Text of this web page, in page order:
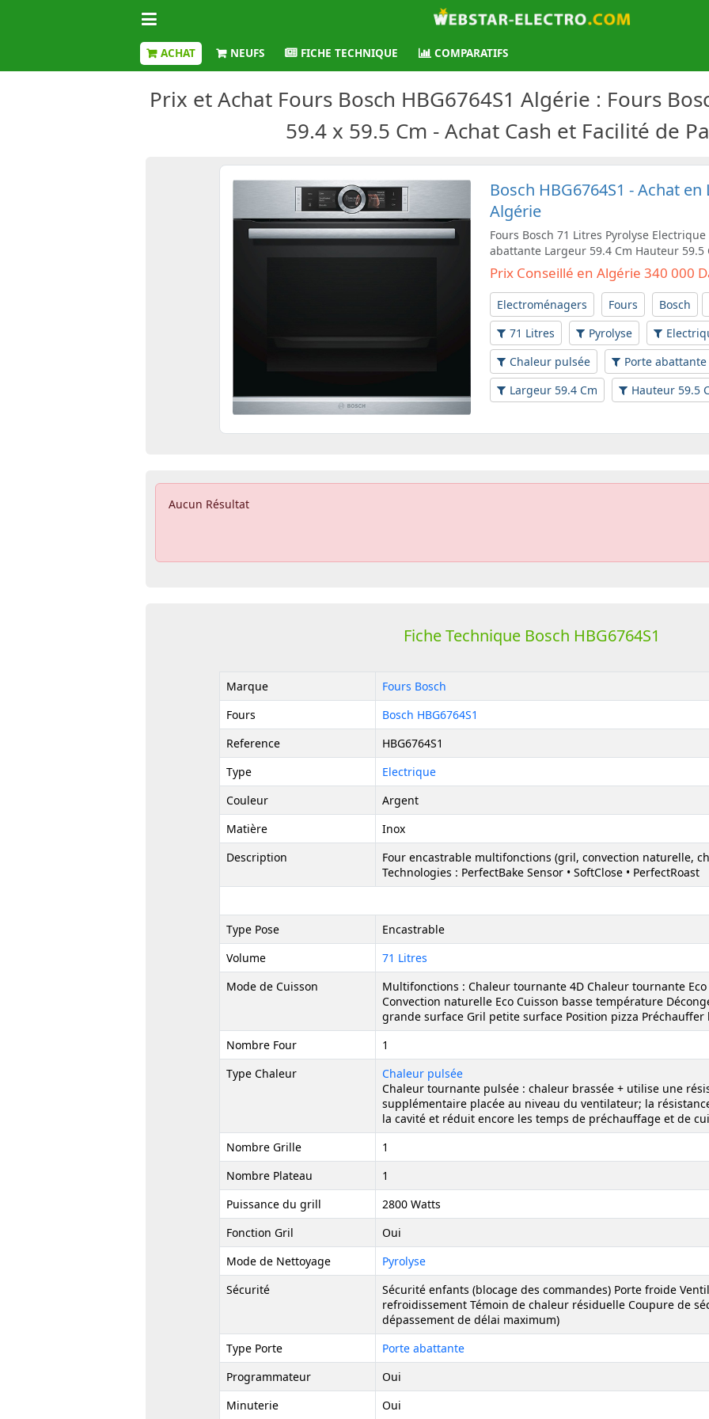
ACHAT NEUFS FICHE TECHNIQUE COMPARATIFS
Prix et Achat Fours Bosch HBG6764S1 Algérie : Fours
59.4 x 59.5 Cm - Achat Cash et Facilité de
Bosch HBG6764S1 - Achat
Algérie
Fours Bosch 71 Litres Pyrolyse
abattante Largeur 59.4 Cm Hauteur 59.5
Prix Conseillé en Algérie 340 000
Electroménagers Fours
Bosch
71 Litres
Pyrolyse
Chaleur pulsée
Porte abattante
Largeur 59.4 Cm
Hauteur 59.5
Aucun Résultat
Fiche Technique Bosch HBG6764S1
Marque
Fours Bosch
Fours
Bosch HBG6764S1
Reference
HBG6764S1
Type
Electrique
Couleur
Argent
Matière
Inox
Description
Four encastrable multifonctions (gril, convection naturelle,
Technologies : PerfectBake Sensor • SoftClose • PerfectRoast
Type Pose
Encastrable
Volume
71 Litres
Mode de Cuisson
Multifonctions : Chaleur tournante 4D Chaleur tournante
Convection naturelle Eco Cuisson basse température
grande surface Gril petite surface Position pizza Préchauffer
Nombre Four
1
Type Chaleur
Chaleur pulsée
Chaleur tournante pulsée : chaleur brassée + utilise une
supplémentaire placée au niveau du ventilateur; la
la cavité et réduit encore les temps de préchauffage et de
Nombre Grille
1
Nombre Plateau
1
Puissance du grill
2800 Watts
Fonction Gril
Oui
Mode de Nettoyage
Pyrolyse
Sécurité
Sécurité enfants (blocage des commandes) Porte froide
refroidissement Témoin de chaleur résiduelle Coupure de
dépassement de délai maximum)
Type Porte
Porte abattante
Programmateur
Oui
Minuterie
Oui